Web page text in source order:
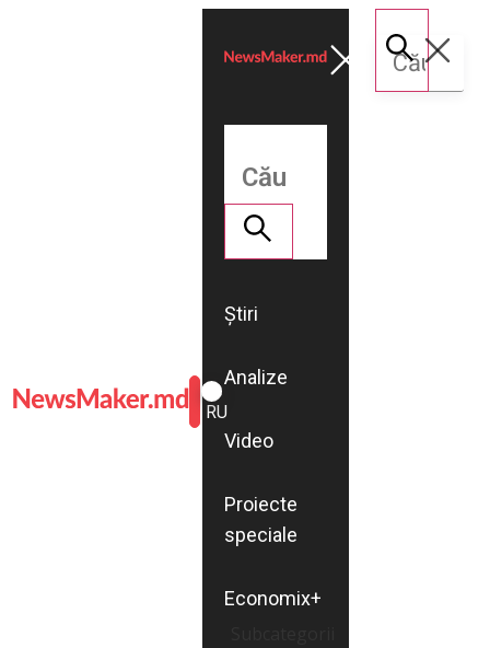
ROMÂNĂ
RU
Știri
Analize
Video
Proiecte
speciale
Economix+